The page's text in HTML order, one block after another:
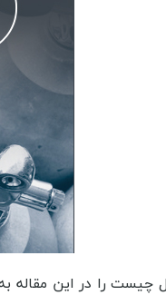
چیست را در این مقاله